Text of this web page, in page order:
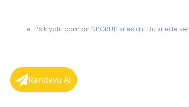
e-Psikiyatri.com bir NPGRUP sitesidir. Bu sitede
Randevu Al